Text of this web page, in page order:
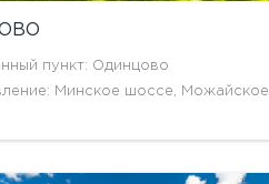
пункт: Одинцово
Минское шоссе, Можайское